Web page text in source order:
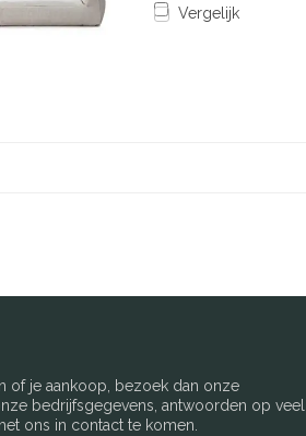
Vergelijk
of je aankoop, bezoek dan onze
bedrijfsgegevens, antwoorden op veel
ons in contact te komen.